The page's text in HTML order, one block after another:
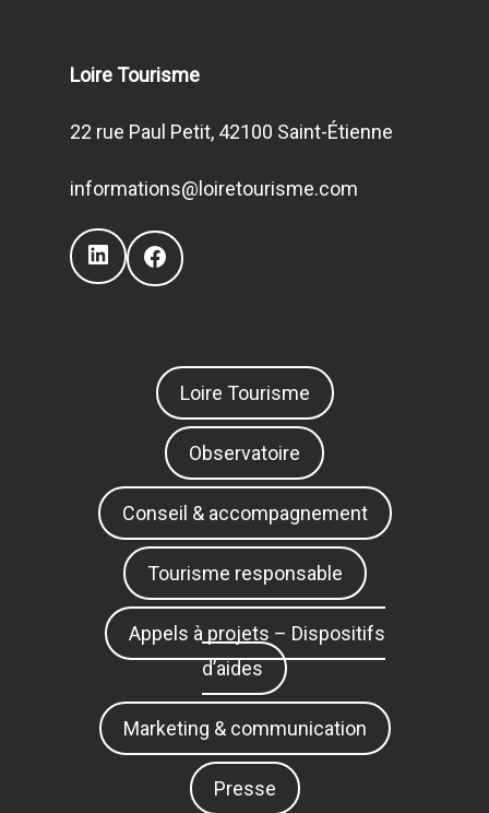
Loire Tourisme
22 rue Paul Petit, 42100 Saint-Étienne
informations@loiretourisme.com
LinkedInFacebook
Loire Tourisme
Observatoire
Conseil & accompagnement
Tourisme responsable
Appels à projets – Dispositifs
d’aides
Marketing & communication
Presse